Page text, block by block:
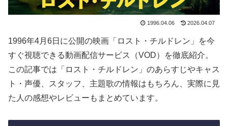
1996.04.06 2026.04.07
1996年4月6日に公開の映画「ロスト・チルドレン」を今
すぐ視聴できる動画配信サービス（VOD）を徹底紹介。
この記事では「ロスト・チルドレン」のあらすじやキャス
ト・声優、スタッフ、主題歌の情報はもちろん、実際に見
た人の感想やレビューもまとめています。